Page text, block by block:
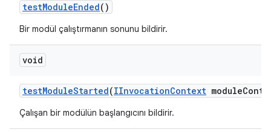
testModuleEnded()
Bir modül çalıştırmanın sonunu bildirir.
void
testModuleStarted(IInvocationContext module
Çalışan bir modülün başlangıcını bildirir.